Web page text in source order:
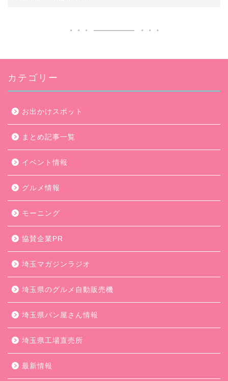
カテゴリー
お出かけスポット
まとめ記事一覧
イベント情報
グルメ情報
モーニング
協賛企業PR
埼玉マガジンラジオ
埼玉県のグルメ自動販売機
埼玉県パン屋さん情報
埼玉県工場直売所
最新情報